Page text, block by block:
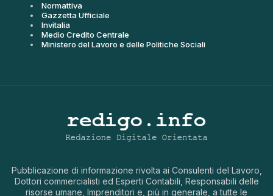
Normattiva
Gazzetta Ufficiale
Invitalia
Medio Credito Centrale
Ministero del Lavoro e delle Politiche Sociali
Pubblicazione di informazione rivolta ai Consulenti del Lavoro,
Dottori commercialisti ed Esperti Contabili, Responsabili delle
risorse umane, Imprenditori e, più in generale, a tutte le